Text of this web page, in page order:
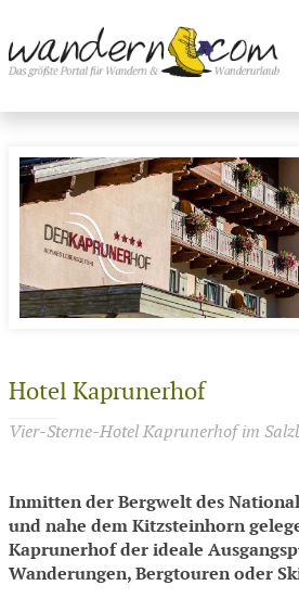
Hotel Kaprunerhof
Vier-Sterne-Hotel Kaprunerhof im
Inmitten der Bergwelt des
und nahe dem Kitzsteinhorn
Kaprunerhof der ideale
Wanderungen, Bergtouren oder